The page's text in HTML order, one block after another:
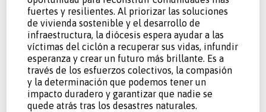
fuertes y resilientes. Al priorizar las soluciones
de vivienda sostenible y el desarrollo de
infraestructura, la diócesis espera ayudar a las
víctimas del ciclón a recuperar sus vidas, infundir
esperanza y crear un futuro más brillante. Es a
través de los esfuerzos colectivos, la compasión
y la determinación que podemos tener un
impacto duradero y garantizar que nadie se
quede atrás tras los desastres naturales.